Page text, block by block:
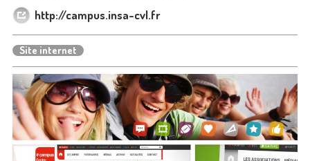
http://campus.insa-cvl.fr
Site internet